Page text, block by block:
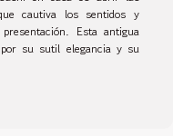
cautiva los sentidos y
Esta antigua
su sutil elegancia y su